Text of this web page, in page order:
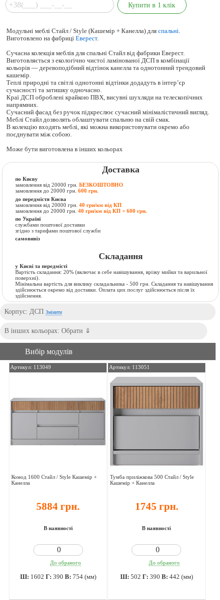
Модульні меблі Стайл / Style (Кашемір + Канелла) дляспальні.
Виготовлено на фабриціЕверест.
Сучасна колекція меблів для спальні Стайл від фабрики Еверест.
Виготовляється з екологічно чистої ламінованої ДСП в комбінації
кольорів — деревоподібний відтінок канелла та однотонний трендовий
кашемір.
Теплі природні та світлі однотонні відтінки додадуть в інтер’єр
сучасності та затишку одночасно.
Краї ДСП оброблені крайкою ПВХ, висувні шухляди на телескопічних
напрямних.
Сучасний фасад без ручок підкреслює сучасний мінімалістичний вигляд.
Меблі Стайл дозволять облаштувати спальню на свій смак.
В колекцію входять меблі, які можна використовувати окремо або
поєднувати між собою.
Може бути виготовлена в інших кольорах
Доставка
по Києву
замовлення від 20000 грн.БЕЗКОШТОВНО
замовлення до 20000 грн.600 грн.
до передмістя Києва
замовлення від 20000 грн.40 грн/км від КП
замовлення до 20000 грн.40 грн/км від КП + 600 грн.
по Україні
службами поштової доставки
згідно з тарифами поштової служби
самовивіз
Складання
у Києві та передмісті
Вартість складання:20% (включає в себе навішування, врізку мийки та варильної
поверхні).
Мінімальна вартість для виклику складальника - 500 грн. Складання та навішування
здійснюється окремо від доставки. Оплата цих послуг здійснюється після їх
здійснення.
Корпус: ДСПЗмінити
Вибір модулів
Артикул: 113049
Комод 1600 Стайл / Style Кашемір +
Канелла
5884 грн.
В наявності
До обраного
Ш: 1602 Г: 390 В: 754 (мм)
Артикул: 113051
Тумба приліжкова 500 Стайл / Style
Кашемір + Канелла
1745 грн.
В наявності
До обраного
Ш: 502 Г: 390 В: 442 (мм)